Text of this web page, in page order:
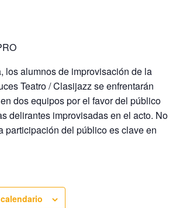
los alumnos de improvisación de la
Teatro / Clasijazz se enfrentarán
dos equipos por el favor del público
delirantes improvisadas en el acto. No
participación del público es clave en